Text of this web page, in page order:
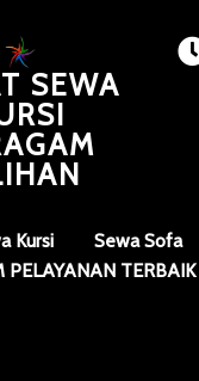
SEWA
Kursi Sewa Sofa